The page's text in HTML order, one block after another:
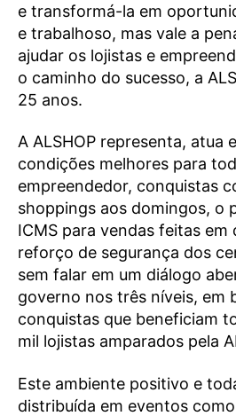
e transformá-la em
e trabalhoso, mas vale a
ajudar os lojistas e
o caminho do sucesso, a
25 anos.
A ALSHOP representa, atua
condições melhores para
empreendedor, conquistas
shoppings aos domingos, o
ICMS para vendas feitas em
reforço de segurança dos
sem falar em um diálogo
governo nos três níveis, em
conquistas que beneficiam
mil lojistas amparados pela
Este ambiente positivo e
distribuída em eventos